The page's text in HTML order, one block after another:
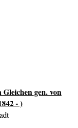
gen. von
- )